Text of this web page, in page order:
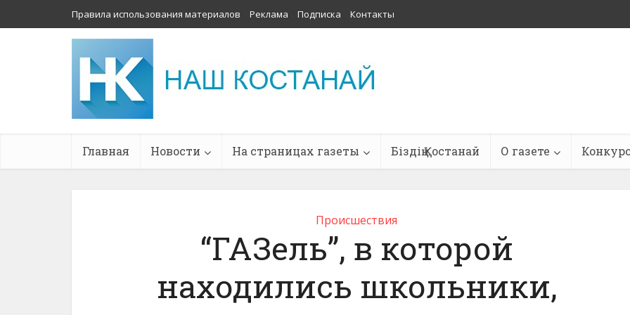
Правила использования материалов Реклама Подписка Контакты
Главная Новости На страницах газеты Біздің Қостанай О газете
Проиcшествия
“ГАЗель”, в которой
находились школьники,